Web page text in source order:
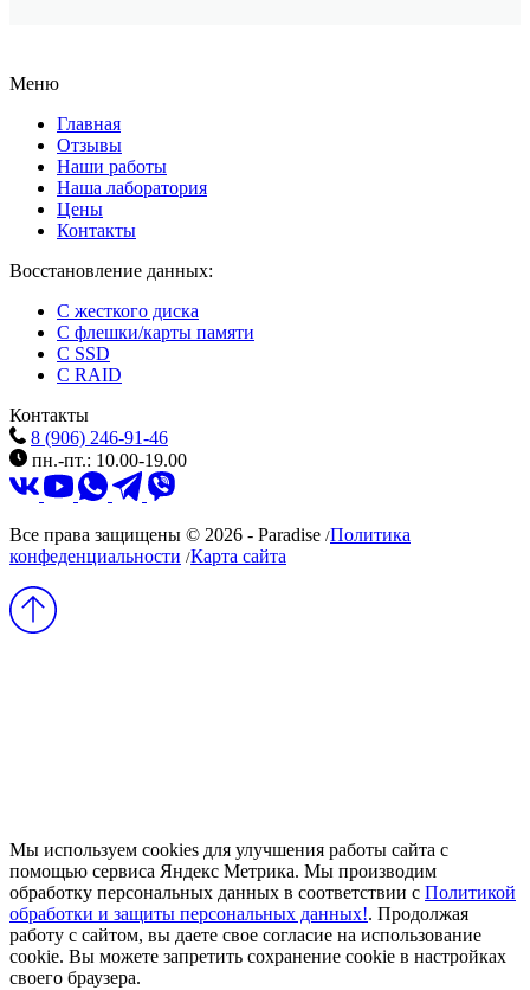
Меню
Главная
Отзывы
Наши работы
Наша лаборатория
Цены
Контакты
Восстановление данных:
C жесткого диска
C флешки/карты памяти
C SSD
C RAID
Контакты
8 (906) 246-91-46
пн.-пт.: 10.00-19.00
Все права защищены © 2026 - Paradise /Политика
конфеденциальности /Карта сайта
Мы используем cookies для улучшения работы сайта с
помощью сервиса Яндекс Метрика. Мы производим
обработку персональных данных в соответствии с Политикой
обработки и защиты персональных данных!. Продолжая
работу с сайтом, вы даете свое согласие на использование
cookie. Вы можете запретить сохранение cookie в настройках
своего браузера.